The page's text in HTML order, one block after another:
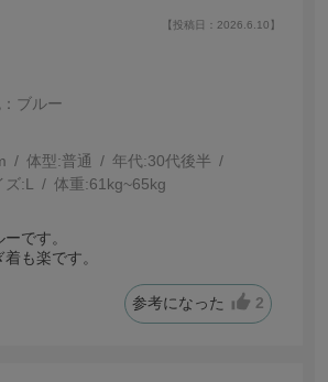
【投稿日：2026.6.10】
ブルー
体型:普通 年代:30代後半
ズ:L 体重:61kg~65kg
です。
も楽です。
参考になった 2